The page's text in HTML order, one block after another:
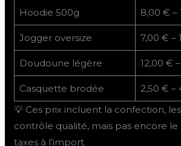
Hoodie 500g 8,00 € –
Jogger oversize 7,00 € –
Doudoune légère 12,00 €
Casquette brodée
2,50 € –
💡 Ces prix incluent la confection,
contrôle qualité, mais pas encore le
taxes à l’import.